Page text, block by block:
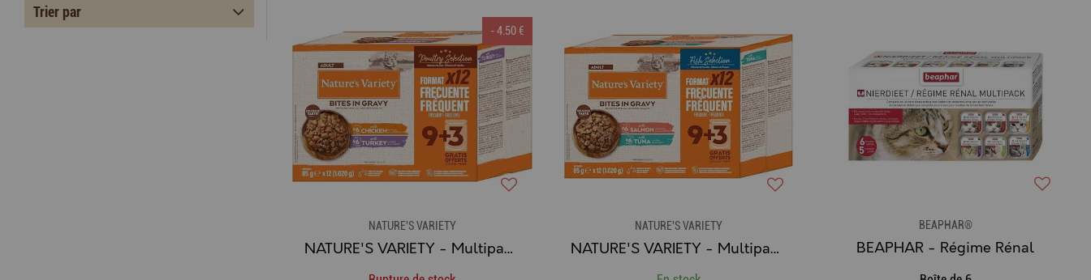
Trier par
- 4.50 €
NATURE'S VARIETY
NATURE'S VARIETY - Multipack 12 Sachets de Bouchées en Sauce pour Chat (POULET & DINDE)
NATURE'S VARIETY
NATURE'S VARIETY - Multipack 12 Sachets de Bouchées en Sauce pour Chat (SAUMON & THON)
BEAPHAR®
BEAPHAR - Régime Rénal